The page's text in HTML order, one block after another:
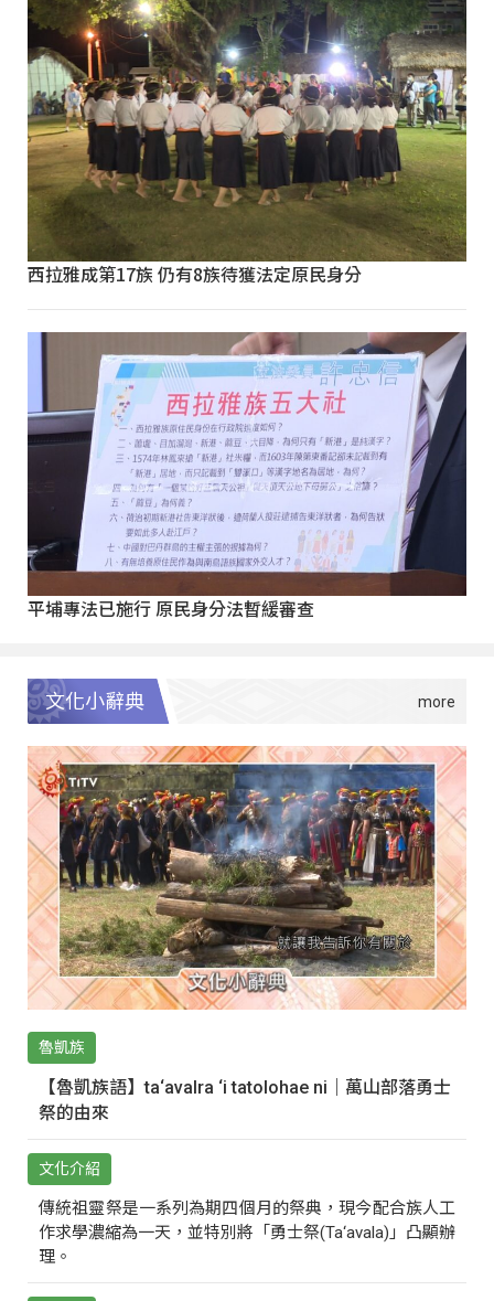
西拉雅成第17族 仍有8族待獲法定原民身分
平埔專法已施行 原民身分法暫緩審查
文化小辭典
魯凱族
【魯凱族語】ta‘avalra ‘i tatolohae ni｜萬山部落勇士
祭的由來
文化介紹
傳統祖靈祭是一系列為期四個月的祭典，現今配合族人工
作求學濃縮為一天，並特別將「勇士祭(Ta‘avala)」凸顯辦
理。